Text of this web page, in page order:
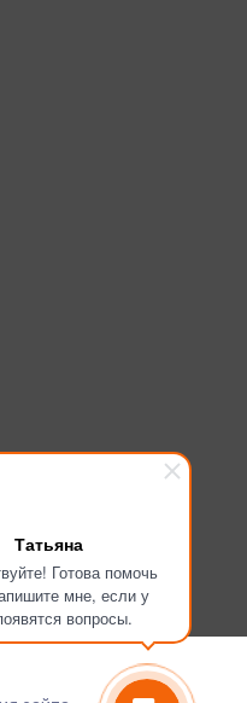
Татьяна
Готова помочь
мне, если у
вопросы.